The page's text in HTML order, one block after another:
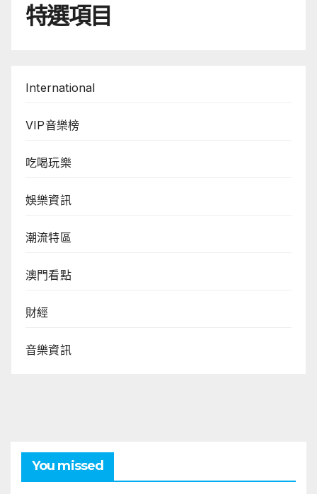
特選項目
International
VIP音樂榜
吃喝玩樂
娛樂資訊
潮流特區
澳門看點
財經
音樂資訊
You missed